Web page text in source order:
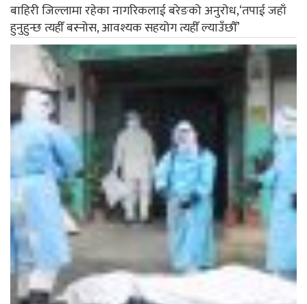
बाहिरी जिल्लामा रहेका नागरिकलाई बरेङको अनुरोध,‘तपाई जहाँ
हुनुहुन्छ त्यहीँ बस्नोस, आवश्यक सहयोग त्यहीँ ल्याउँछौँ’